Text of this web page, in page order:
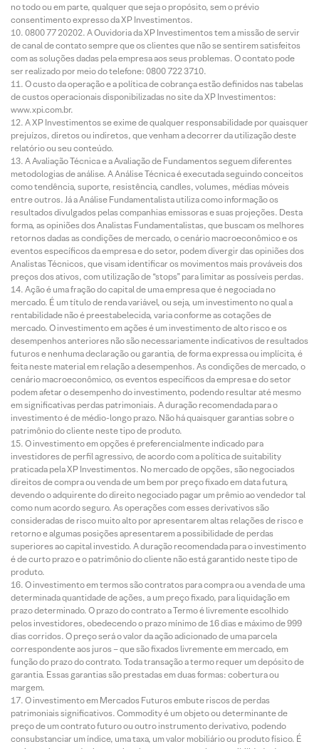
no todo ou em parte, qualquer que seja o propósito, sem o prévio
consentimento expresso da XP Investimentos.
0800 77 20202. A Ouvidoria da XP Investimentos tem a missão de servir
de canal de contato sempre que os clientes que não se sentirem satisfeitos
com as soluções dadas pela empresa aos seus problemas. O contato pode
ser realizado por meio do telefone: 0800 722 3710.
O custo da operação e a política de cobrança estão definidos nas tabelas
de custos operacionais disponibilizadas no site da XP Investimentos:
www.xpi.com.br.
A XP Investimentos se exime de qualquer responsabilidade por quaisquer
prejuízos, diretos ou indiretos, que venham a decorrer da utilização deste
relatório ou seu conteúdo.
A Avaliação Técnica e a Avaliação de Fundamentos seguem diferentes
metodologias de análise. A Análise Técnica é executada seguindo conceitos
como tendência, suporte, resistência, candles, volumes, médias móveis
entre outros. Já a Análise Fundamentalista utiliza como informação os
resultados divulgados pelas companhias emissoras e suas projeções. Desta
forma, as opiniões dos Analistas Fundamentalistas, que buscam os melhores
retornos dadas as condições de mercado, o cenário macroeconômico e os
eventos específicos da empresa e do setor, podem divergir das opiniões dos
Analistas Técnicos, que visam identificar os movimentos mais prováveis dos
preços dos ativos, com utilização de “stops” para limitar as possíveis perdas.
Ação é uma fração do capital de uma empresa que é negociada no
mercado. É um título de renda variável, ou seja, um investimento no qual a
rentabilidade não é preestabelecida, varia conforme as cotações de
mercado. O investimento em ações é um investimento de alto risco e os
desempenhos anteriores não são necessariamente indicativos de resultados
futuros e nenhuma declaração ou garantia, de forma expressa ou implícita, é
feita neste material em relação a desempenhos. As condições de mercado, o
cenário macroeconômico, os eventos específicos da empresa e do setor
podem afetar o desempenho do investimento, podendo resultar até mesmo
em significativas perdas patrimoniais. A duração recomendada para o
investimento é de médio-longo prazo. Não há quaisquer garantias sobre o
patrimônio do cliente neste tipo de produto.
O investimento em opções é preferencialmente indicado para
investidores de perfil agressivo, de acordo com a política de suitability
praticada pela XP Investimentos. No mercado de opções, são negociados
direitos de compra ou venda de um bem por preço fixado em data futura,
devendo o adquirente do direito negociado pagar um prêmio ao vendedor tal
como num acordo seguro. As operações com esses derivativos são
consideradas de risco muito alto por apresentarem altas relações de risco e
retorno e algumas posições apresentarem a possibilidade de perdas
superiores ao capital investido. A duração recomendada para o investimento
é de curto prazo e o patrimônio do cliente não está garantido neste tipo de
produto.
O investimento em termos são contratos para compra ou a venda de uma
determinada quantidade de ações, a um preço fixado, para liquidação em
prazo determinado. O prazo do contrato a Termo é livremente escolhido
pelos investidores, obedecendo o prazo mínimo de 16 dias e máximo de 999
dias corridos. O preço será o valor da ação adicionado de uma parcela
correspondente aos juros – que são fixados livremente em mercado, em
função do prazo do contrato. Toda transação a termo requer um depósito de
garantia. Essas garantias são prestadas em duas formas: cobertura ou
margem.
O investimento em Mercados Futuros embute riscos de perdas
patrimoniais significativos. Commodity é um objeto ou determinante de
preço de um contrato futuro ou outro instrumento derivativo, podendo
consubstanciar um índice, uma taxa, um valor mobiliário ou produto físico. É